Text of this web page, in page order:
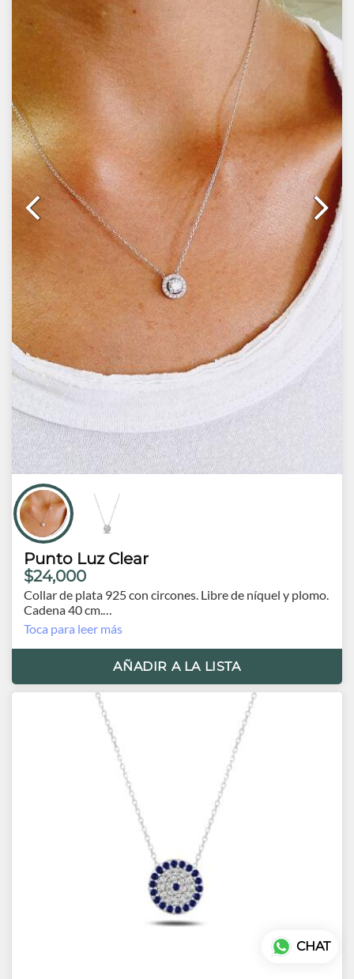
Punto Luz Clear
$24,000
Collar de plata 925 con circones. Libre de níquel y plomo.
Cadena 40 cm.
Dije 0.8 cm de diámetro
Toca para leer más
AÑADIR A LA LISTA
CHAT